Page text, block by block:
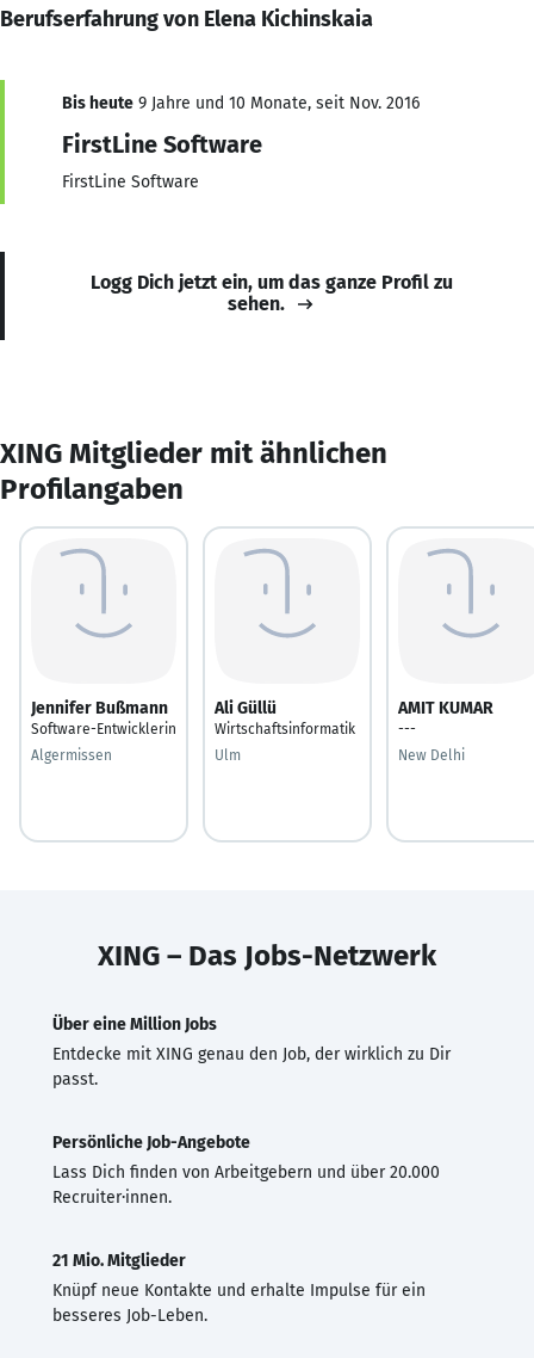
Berufserfahrung von Elena Kichinskaia
Bis heute 9 Jahre und 10 Monate, seit Nov. 2016
FirstLine Software
FirstLine Software
Logg Dich jetzt ein, um das ganze Profil zu
sehen.
XING Mitglieder mit ähnlichen
Profilangaben
Jennifer Bußmann
Software-Entwicklerin
Algermissen
Ali Güllü
Wirtschaftsinformatik
Ulm
AMIT KUMAR
---
New Delhi
XING – Das Jobs-Netzwerk
Über eine Million Jobs
Entdecke mit XING genau den Job, der wirklich zu Dir
passt.
Persönliche Job-Angebote
Lass Dich finden von Arbeitgebern und über 20.000
Recruiter·innen.
21 Mio. Mitglieder
Knüpf neue Kontakte und erhalte Impulse für ein
besseres Job-Leben.